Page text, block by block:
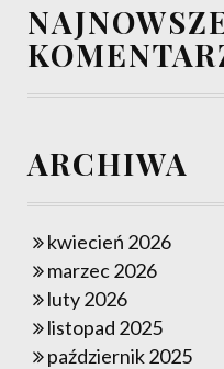
ARCHIWA
kwiecień 2026
marzec 2026
luty 2026
listopad 2025
październik 2025